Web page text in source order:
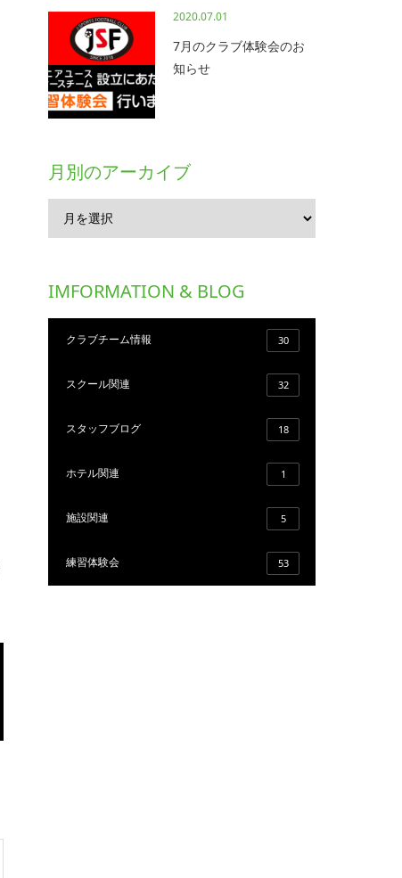
2020.07.01
7月のクラブ体験会のお
知らせ
月別のアーカイブ
IMFORMATION & BLOG
クラブチーム情報 30
スクール関連 32
スタッフブログ 18
ホテル関連 1
施設関連 5
練習体験会 53